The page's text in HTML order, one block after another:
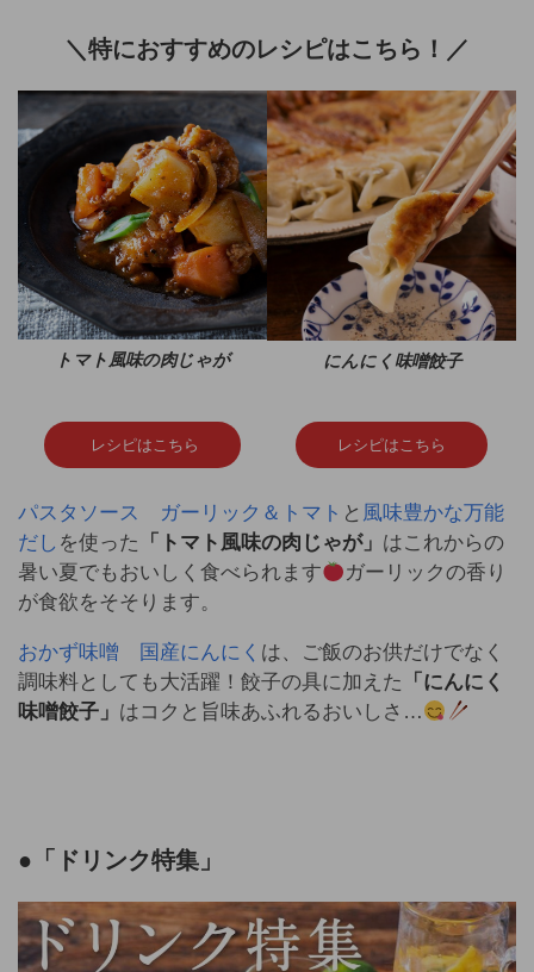
＼特におすすめのレシピはこちら！／
トマト風味の肉じゃが にんにく味噌餃子
レシピはこちら レシピはこちら
パスタソース ガーリック＆トマト と 風味豊かな万能
だし を使った 「トマト風味の肉じゃが」 はこれからの
暑い夏でもおいしく食べられます
ガーリックの香り
が食欲をそそります。
おかず味噌 国産にんにく は、ご飯のお供だけでなく
調味料としても大活躍！餃子の具に加えた
「にんにく
味噌餃子」 はコクと旨味あふれるおいしさ…
●「ドリンク特集」